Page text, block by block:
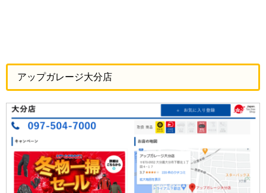
アップガレージ大分店